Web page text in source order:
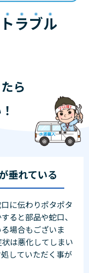
トラブル
ら
垂れている
に伝わりポタポタ
ると部品や蛇口、
場合もございま
は悪化してしまい
していただく事が